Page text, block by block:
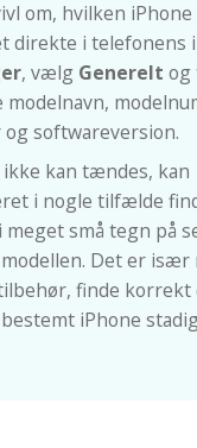
om, hvilken iPhone
direkte i telefonens
, vælg Generelt og
modelnavn,
softwareversion.
kan tændes, kan
i nogle tilfælde
små tegn på
Det er især
finde korrekt
iPhone